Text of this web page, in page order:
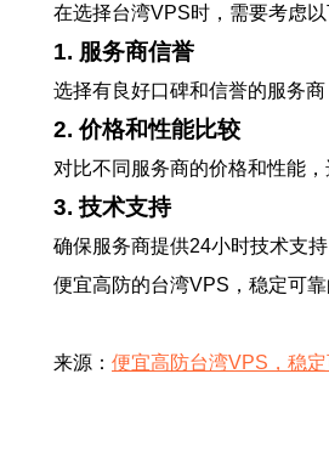
在选择台湾VPS时，需要考虑以
1. 服务商信誉
选择有良好口碑和信誉的服务
2. 价格和性能比较
对比不同服务商的价格和性能
3. 技术支持
确保服务商提供24小时技术支
便宜高防的台湾VPS，稳定可
来源： 便宜高防台湾VPS，稳